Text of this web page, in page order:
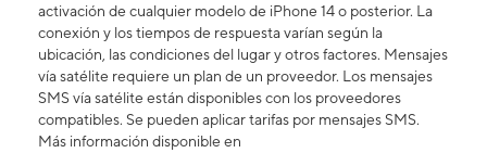
activación de cualquier modelo de iPhone 14 o posterior. La
conexión y los tiempos de respuesta varían según la
ubicación, las condiciones del lugar y otros factores. Mensajes
vía satélite requiere un plan de un proveedor. Los mensajes
SMS vía satélite están disponibles con los proveedores
compatibles. Se pueden aplicar tarifas por mensajes SMS.
Más información disponible en